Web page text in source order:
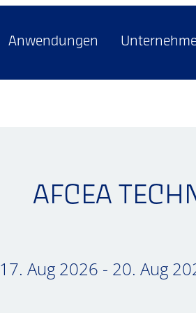
Anwendungen
AFCEA
17. Aug 2026 - 20. Aug